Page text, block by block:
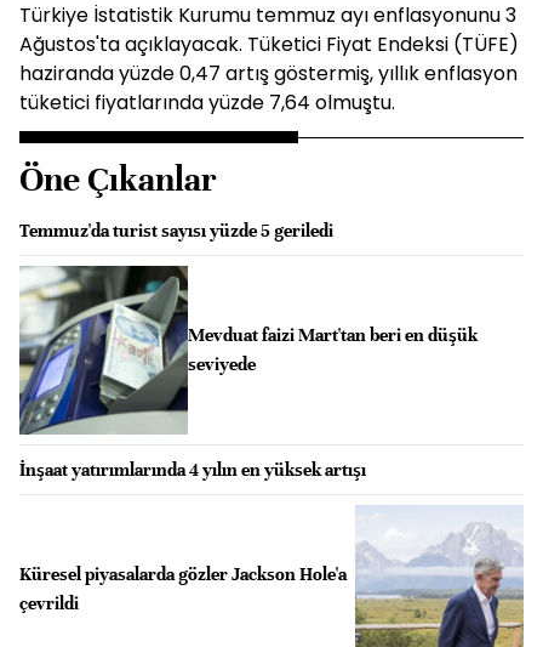
Türkiye İstatistik Kurumu temmuz ayı enflasyonunu 3
Ağustos'ta açıklayacak. Tüketici Fiyat Endeksi (TÜFE)
haziranda yüzde 0,47 artış göstermiş, yıllık enflasyon
tüketici fiyatlarında yüzde 7,64 olmuştu.
Öne Çıkanlar
Temmuz'da turist sayısı yüzde 5 geriledi
Mevduat faizi Mart'tan beri en düşük
seviyede
İnşaat yatırımlarında 4 yılın en yüksek artışı
Küresel piyasalarda gözler Jackson Hole'a
çevrildi